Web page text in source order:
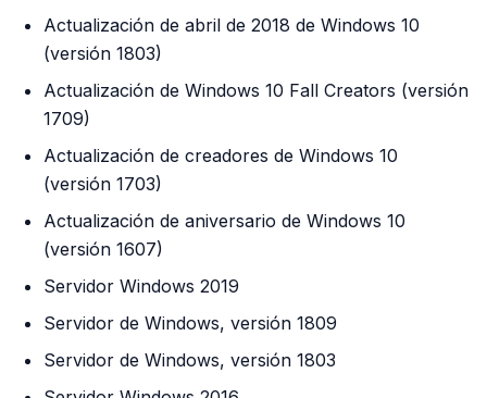
Actualización de abril de 2018 de Windows 10
(versión 1803)
Actualización de Windows 10 Fall Creators (versión
1709)
Actualización de creadores de Windows 10
(versión 1703)
Actualización de aniversario de Windows 10
(versión 1607)
Servidor Windows 2019
Servidor de Windows, versión 1809
Servidor de Windows, versión 1803